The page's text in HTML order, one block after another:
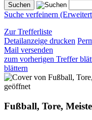
Suche verfeinern
Zur Trefferliste
Detailanzeige drucken
Mail versenden
zum vorherigen Treffer
blättern
geöffnet
Fußball, Tore,